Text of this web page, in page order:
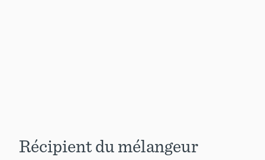
Récipient du mélangeur